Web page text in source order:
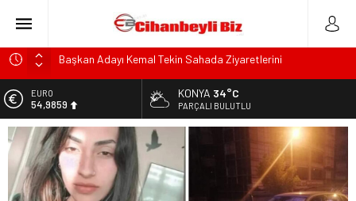
Başkan Adayı Kemal Tekin Sahada Ziyaretlerini
Konyalı Çiftci Feci şekilde Can Verdi
Konya’da araçta oksijen tüpünün patlaması sonucu hayatını
kaybeden biri bebek 2 kişi ile yaralanan 2 kişinin kimlikleri
belli oldu!
KULU’DA HAFİF TİCARİ ARAÇ TAKLA ATTI: 2’Sİ ÇOCUK, 3
YARALI
EURO
54,9859
ALTIN
6.496,95
BİST
13.703,13
KONYA 34°C
PARÇALI BULUTLU